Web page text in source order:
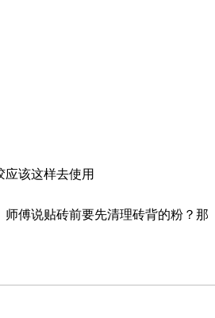
应该这样去使用
傅说贴砖前要先清理砖背的粉？那